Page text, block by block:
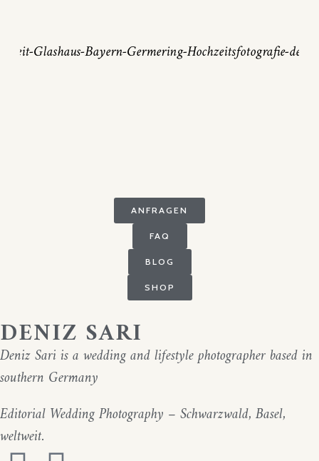
ANFRAGEN
FAQ
BLOG
SHOP
DENIZ SARI
Deniz Sari is a wedding and lifestyle photographer based in
southern Germany
Editorial Wedding Photography – Schwarzwald, Basel,
weltweit.